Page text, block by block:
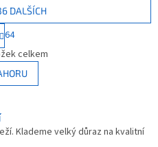
O
v
l
á
c
í
DALŠÍCH
S
t
r
á
n
k
n
64
celkem
Klademe velký důraz na kvalitní